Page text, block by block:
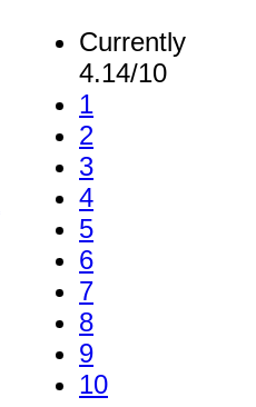
Currently
4.14/10
1
2
3
4
5
6
7
8
9
10